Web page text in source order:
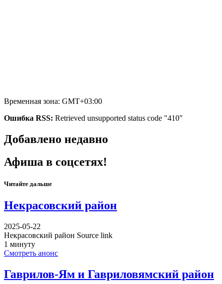
Временная зона: GMT+03:00
Ошибка RSS: Retrieved unsupported status code "410"
Добавлено недавно
Афиша в соцсетях!
Читайте дальше
Некрасовский район
2025-05-22
Некрасовский район Source link
1 минуту
Смотреть анонс
Гаврилов-Ям и Гавриловямский район